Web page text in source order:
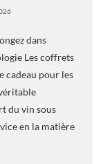
dans
Les coffrets
cadeau pour les
du vin sous
en la matière